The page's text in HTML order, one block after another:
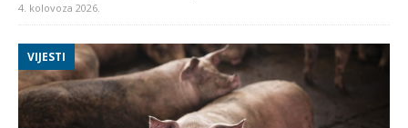
4. kolovoza 2026.
VIJESTI